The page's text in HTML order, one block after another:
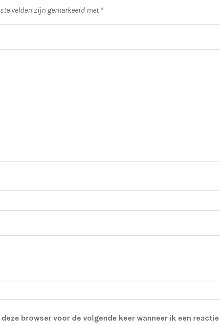
velden zijn gemarkeerd met *
browser voor de volgende keer wanneer ik een reactie